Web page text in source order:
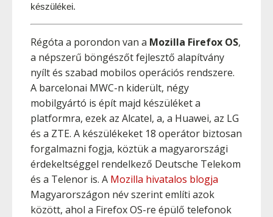
készülékei.
Régóta a porondon van a Mozilla Firefox OS,
a népszerű böngészőt fejlesztő alapítvány
nyílt és szabad mobilos operációs rendszere.
A barcelonai MWC-n kiderült, négy
mobilgyártó is épít majd készüléket a
platformra, ezek az Alcatel, a, a Huawei, az LG
és a ZTE. A készülékeket 18 operátor biztosan
forgalmazni fogja, köztük a magyarországi
érdekeltséggel rendelkező Deutsche Telekom
és a Telenor is. A Mozilla hivatalos blogja
Magyarországon név szerint említi azok
között, ahol a Firefox OS-re épülő telefonok